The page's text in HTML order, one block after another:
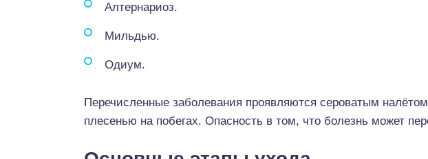
Алтернариоз.
Мильдью.
Одиум.
Перечисленные заболевания проявляются сероватым
плесенью на побегах. Опасность в том, что болезнь может